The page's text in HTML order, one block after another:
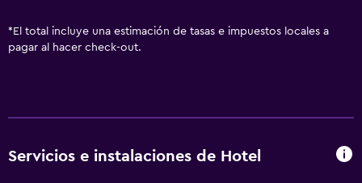
* El total incluye una estimación de tasas e impuestos locales a
pagar al hacer check-out.
Servicios e instalaciones de Hotel